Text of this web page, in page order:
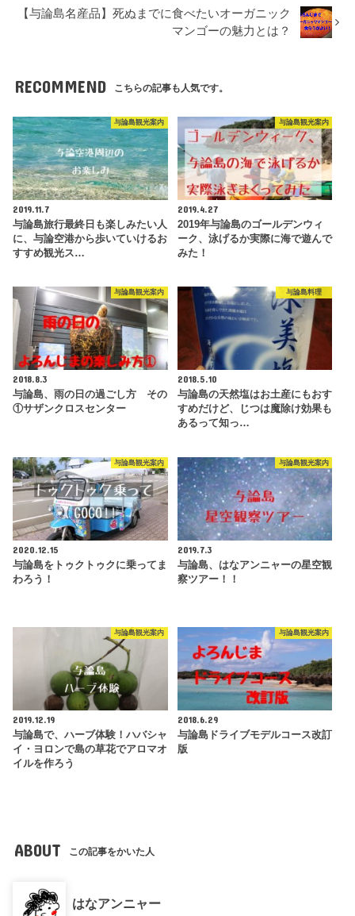
【与論島名産品】死ぬまでに食べたいオーガニック
マンゴーの魅力とは？
RECOMMEND こちらの記事も人気です。
与論島観光案内
2019.11.7
与論島旅行最終日も楽しみたい人
に、与論空港から歩いていけるお
すすめ観光ス…
与論島観光案内
2019.4.27
2019年与論島のゴールデンウィ
ーク、泳げるか実際に海で遊んで
みた！
与論島観光案内
2018.8.3
与論島、雨の日の過ごし方 その
①サザンクロスセンター
与論島料理
2018.5.10
与論島の天然塩はお土産にもおす
すめだけど、じつは魔除け効果も
あるって知っ…
与論島観光案内
2020.12.15
与論島をトゥクトゥクに乗ってま
わろう！
与論島観光案内
2019.7.3
与論島、はなアンニャーの星空観
察ツアー！！
与論島観光案内
2019.12.19
与論島で、ハーブ体験！ハバシャ
イ・ヨロンで島の草花でアロマオ
イルを作ろう
与論島観光案内
2018.6.29
与論島ドライブモデルコース改訂
版
ABOUT この記事をかいた人
はなアンニャー